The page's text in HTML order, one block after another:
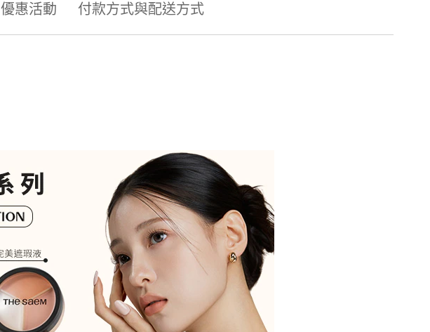
優惠活動 付款方式與配送方式